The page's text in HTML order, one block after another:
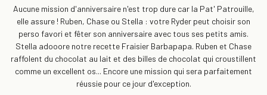
Aucune mission d'anniversaire n'est trop dure car la Pat' Patrouille,
elle assure ! Ruben, Chase ou Stella : votre Ryder peut choisir son
perso favori et fêter son anniversaire avec tous ses petits amis.
Stella adooore notre recette Fraisier Barbapapa. Ruben et Chase
raffolent du chocolat au lait et des billes de chocolat qui croustillent
comme un excellent os... Encore une mission qui sera parfaitement
réussie pour ce jour d'exception.